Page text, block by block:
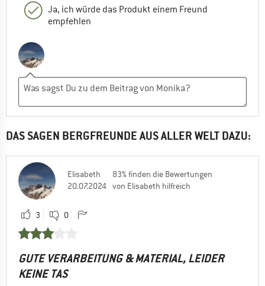
Ja, ich würde das Produkt einem Freund
empfehlen
DAS SAGEN BERGFREUNDE AUS ALLER WELT DAZU:
Elisabeth
20.07.2024
83% finden die Bewertungen
von Elisabeth hilfreich
3 0
GUTE VERARBEITUNG & MATERIAL, LEIDER
KEINE TAS